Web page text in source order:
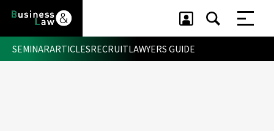
SEMINARARTICLESRECRUITLAWYERS GUIDE